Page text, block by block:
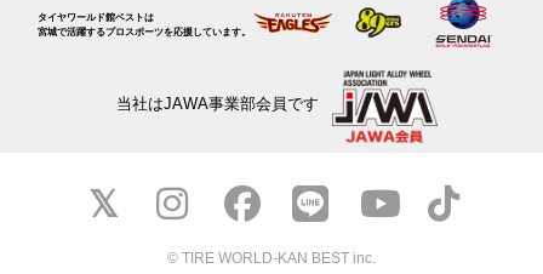
タイヤワールド館ベストは
宮城で活躍するプロスポーツを応援しています。
当社はJAWA事業部会員です
© TIRE WORLD-KAN BEST inc.